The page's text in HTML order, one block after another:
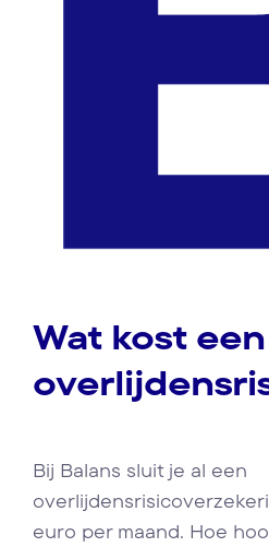
Wat kost een
Bij Balans sluit je al een
euro per maand. Hoe